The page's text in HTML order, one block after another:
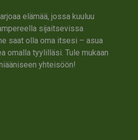
elämää, jossa kuuluu
sijaitsevissa
saat olla oma itsesi – asua
omalla tyylilläsi. Tule mukaan
yhteisöön!